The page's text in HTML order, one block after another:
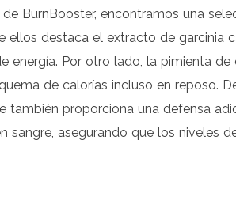
BurnBooster, encontramos una
ellos destaca el extracto de garcinia
energía. Por otro lado, la pimienta
de calorías incluso en reposo.
proporciona una defensa
asegurando que los niveles